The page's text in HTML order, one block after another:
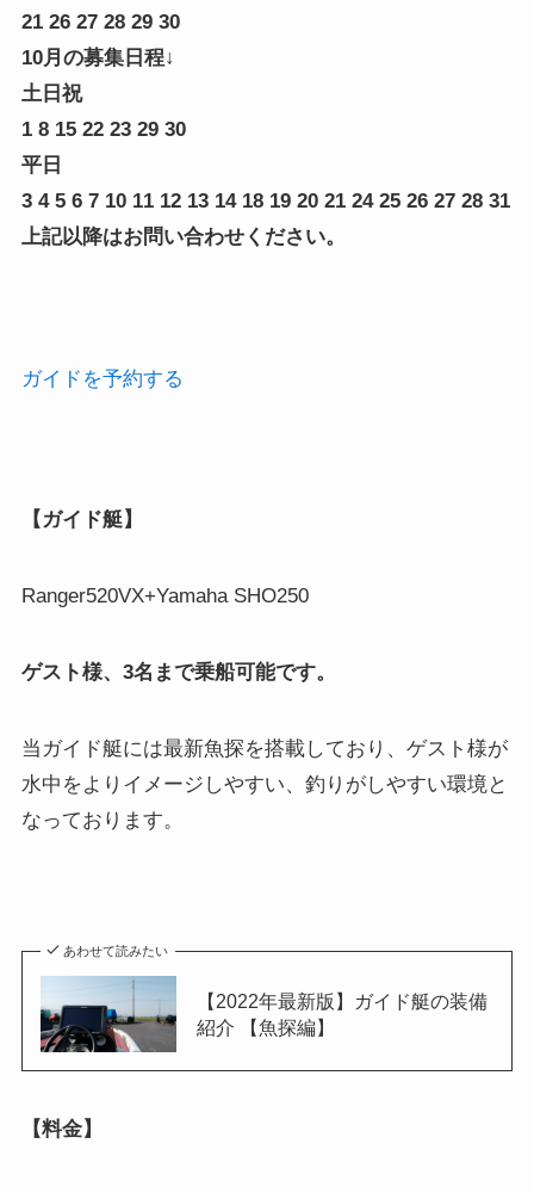
21 26 27 28 29 30
10月の募集日程↓
土日祝
1 8 15 22 23 29 30
平日
3 4 5 6 7 10 11 12 13 14 18 19 20 21 24 25 26 27 28 31
上記以降はお問い合わせください。
ガイドを予約する
【ガイド艇】
Ranger520VX+Yamaha SHO250
ゲスト様、3名まで乗船可能です。
当ガイド艇には最新魚探を搭載しており、ゲスト様が
水中をよりイメージしやすい、釣りがしやすい環境と
なっております。
あわせて読みたい
【2022年最新版】ガイド艇の装備
紹介 【魚探編】
【料金】